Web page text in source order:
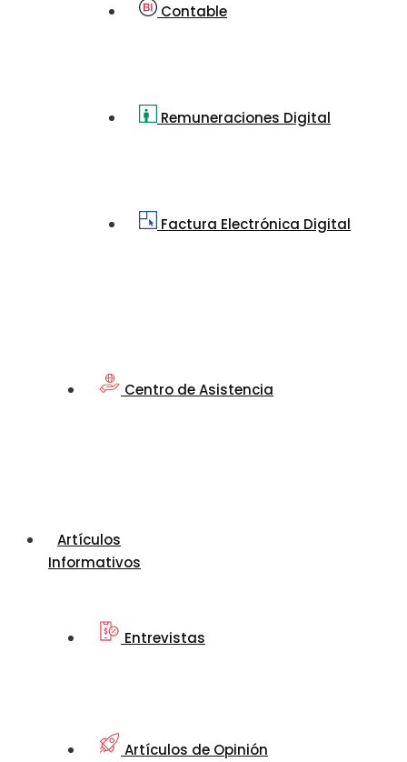
Contable
Remuneraciones Digital
Factura Electrónica Digital
Centro de Asistencia
Artículos
Informativos
Entrevistas
Artículos de Opinión